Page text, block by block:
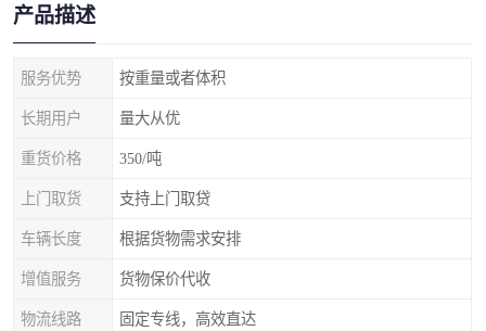
产品描述
服务优势 按重量或者体积
长期用户 量大从优
重货价格 350/吨
上门取货 支持上门取贷
车辆长度 根据货物需求安排
增值服务 货物保价代收
物流线路 固定专线，高效直达